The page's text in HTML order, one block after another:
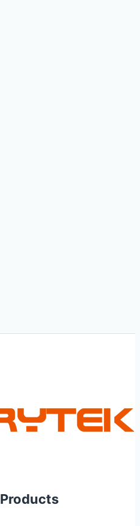
Products